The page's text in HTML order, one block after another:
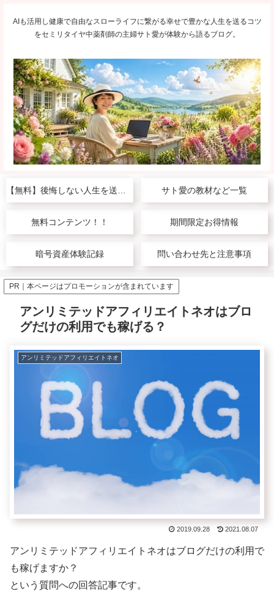
AIも活用し健康で自由なスローライフに繋がる幸せで豊かな人生を送るコツ
をセミリタイヤ中薬剤師の主婦サト愛が体験から語るブログ。
サト愛の教材など一覧
無料コンテンツ！！ 期間限定お得情報
暗号資産体験記録 問い合わせ先と注意事項
PR｜本ページはプロモーションが含まれています
アンリミテッドアフィリエイトネオはブロ
グだけの利用でも稼げる？
アンリミテッドアフィリエイトネオ
2019.09.28 2021.08.07
アンリミテッドアフィリエイトネオはブログだけの利用で
も稼げますか？
という質問への回答記事です。